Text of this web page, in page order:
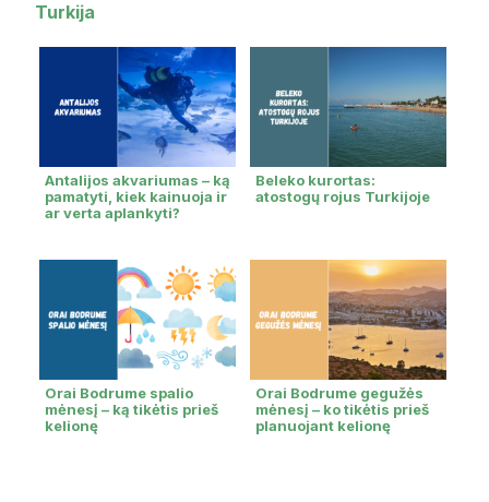
Turkija
Antalijos akvariumas – ką
pamatyti, kiek kainuoja ir
ar verta aplankyti?
Beleko kurortas:
atostogų rojus Turkijoje
Orai Bodrume spalio
mėnesį – ką tikėtis prieš
kelionę
Orai Bodrume gegužės
mėnesį – ko tikėtis prieš
planuojant kelionę